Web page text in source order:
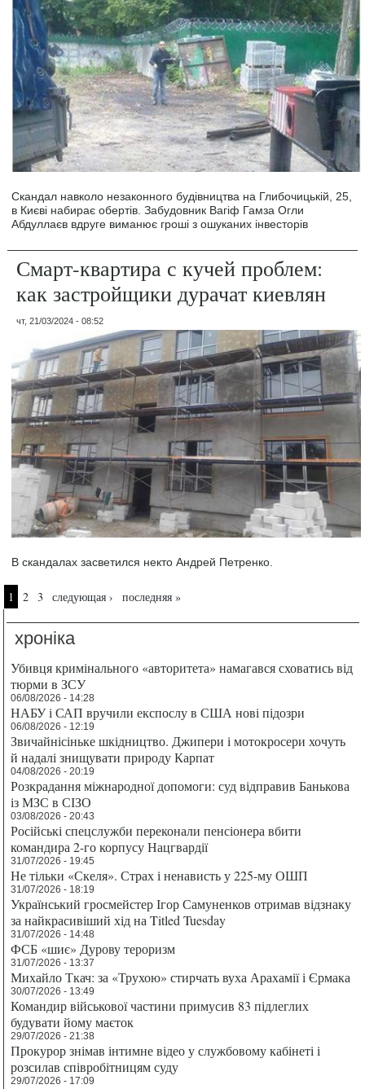
Скандал навколо незаконного будівництва на Глибочицькій, 25,
в Києві набирає обертів. Забудовник Вагіф Гамза Огли
Абдуллаєв вдруге виманює гроші з ошуканих інвесторів
Смарт-квартира с кучей проблем:
как застройщики дурачат киевлян
чт, 21/03/2024 - 08:52
В скандалах засветился некто Андрей Петренко.
Страницы
1 2 3 следующая › последняя »
хроніка
Убивця кримінального «авторитета» намагався сховатись від
тюрми в ЗСУ
06/08/2026 - 14:28
НАБУ і САП вручили експослу в США нові підозри
06/08/2026 - 12:19
Звичайнісіньке шкідництво. Джипери і мотокросери хочуть
й надалі знищувати природу Карпат
04/08/2026 - 20:19
Розкрадання міжнародної допомоги: суд відправив Банькова
із МЗС в СІЗО
03/08/2026 - 20:43
Російські спецслужби переконали пенсіонера вбити
командира 2-го корпусу Нацгвардії
31/07/2026 - 19:45
Не тільки «Скеля». Страх і ненависть у 225-му ОШП
31/07/2026 - 18:19
Український гросмейстер Ігор Самуненков отримав відзнаку
за найкрасивіший хід на Titled Tuesday
31/07/2026 - 14:48
ФСБ «шиє» Дурову тероризм
31/07/2026 - 13:37
Михайло Ткач: за «Трухою» стирчать вуха Арахамії і Єрмака
30/07/2026 - 13:49
Командир військової частини примусив 83 підлеглих
будувати йому маєток
29/07/2026 - 21:38
Прокурор знімав інтимне відео у службовому кабінеті і
розсилав співробітницям суду
29/07/2026 - 17:09